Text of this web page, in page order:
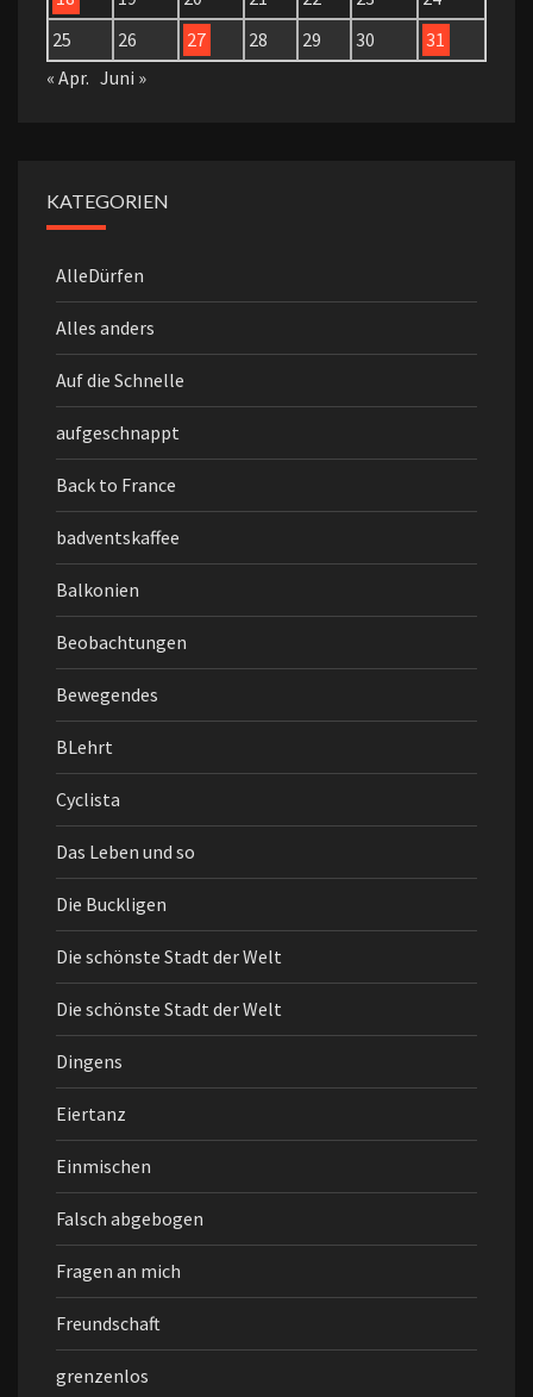
25
26 27 28 29 30
31
« Apr. Juni »
KATEGORIEN
AlleDürfen
Alles anders
Auf die Schnelle
aufgeschnappt
Back to France
badventskaffee
Balkonien
Beobachtungen
Bewegendes
BLehrt
Cyclista
Das Leben und so
Die Buckligen
Die schönste Stadt der Welt
Die schönste Stadt der Welt
Dingens
Eiertanz
Einmischen
Falsch abgebogen
Fragen an mich
Freundschaft
grenzenlos